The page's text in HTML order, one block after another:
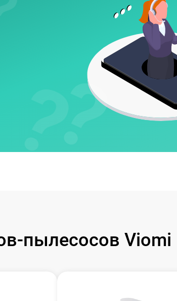
пылесосов Viomi